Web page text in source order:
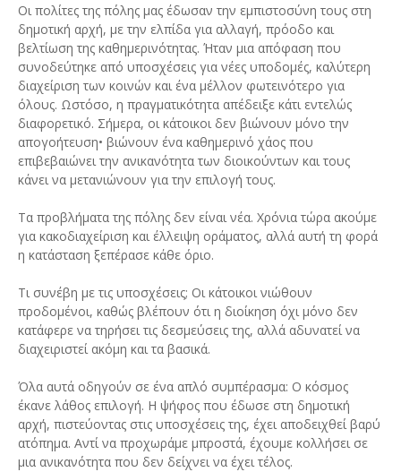
Οι πολίτες της πόλης μας έδωσαν την εμπιστοσύνη τους στη
δημοτική αρχή, με την ελπίδα για αλλαγή, πρόοδο και
βελτίωση της καθημερινότητας. Ήταν μια απόφαση που
συνοδεύτηκε από υποσχέσεις για νέες υποδομές, καλύτερη
διαχείριση των κοινών και ένα μέλλον φωτεινότερο για
όλους. Ωστόσο, η πραγματικότητα απέδειξε κάτι εντελώς
διαφορετικό. Σήμερα, οι κάτοικοι δεν βιώνουν μόνο την
απογοήτευση• βιώνουν ένα καθημερινό χάος που
επιβεβαιώνει την ανικανότητα των διοικούντων και τους
κάνει να μετανιώνουν για την επιλογή τους.
Τα προβλήματα της πόλης δεν είναι νέα. Χρόνια τώρα ακούμε
για κακοδιαχείριση και έλλειψη οράματος, αλλά αυτή τη φορά
η κατάσταση ξεπέρασε κάθε όριο.
Τι συνέβη με τις υποσχέσεις; Οι κάτοικοι νιώθουν
προδομένοι, καθώς βλέπουν ότι η διοίκηση όχι μόνο δεν
κατάφερε να τηρήσει τις δεσμεύσεις της, αλλά αδυνατεί να
διαχειριστεί ακόμη και τα βασικά.
Όλα αυτά οδηγούν σε ένα απλό συμπέρασμα: Ο κόσμος
έκανε λάθος επιλογή. Η ψήφος που έδωσε στη δημοτική
αρχή, πιστεύοντας στις υποσχέσεις της, έχει αποδειχθεί βαρύ
ατόπημα. Αντί να προχωράμε μπροστά, έχουμε κολλήσει σε
μια ανικανότητα που δεν δείχνει να έχει τέλος.